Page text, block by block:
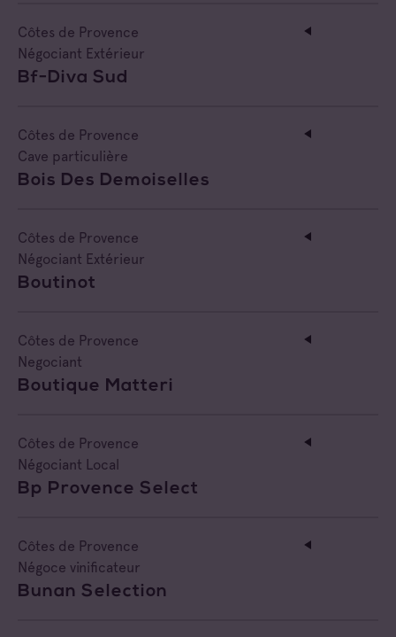
Côtes de Provence
Négociant Extérieur
Bf-Diva Sud
Côtes de Provence
Cave particulière
Bois Des Demoiselles
Côtes de Provence
Négociant Extérieur
Boutinot
Côtes de Provence
Negociant
Boutique Matteri
Côtes de Provence
Négociant Local
Bp Provence Select
Côtes de Provence
Négoce vinificateur
Bunan Selection